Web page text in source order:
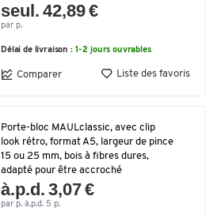
seul. 42,89 €
par p.
Délai de livraison : 1-2 jours ouvrables
Comparer Liste des favoris
Porte-bloc MAULclassic, avec clip
look rétro, format A5, largeur de pince
15 ou 25 mm, bois à fibres dures,
adapté pour être accroché
à.p.d. 3,07 €
par p. à.p.d. 5 p.